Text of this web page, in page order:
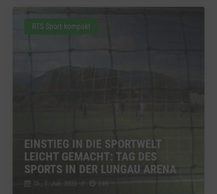
EINSTIEG IN DIE SPORTWELT
LEICHT GEMACHT: TAG DES
SPORTS IN DER LUNGAU ARENA
Di., 7. Juli. 2026 // 249
RTS Sport kompakt